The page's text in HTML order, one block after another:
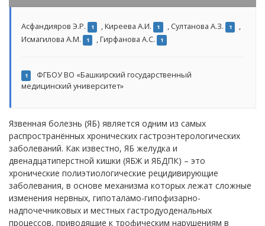
Асфандияров Э.Р. 1 ,Киреева А.И. 1 , Султанова А.З. 1
,
Исмагилова А.М.
1 ,Гирфанова А.С. 1
1
ФГБОУ ВО «Башкирский государственный
медицинский университет»
Язвенная болезнь (ЯБ) является одним из самых
распространённых хронических гастроэнтерологических
заболеваний. Как известно, ЯБ желудка и
двенадцатиперстной кишки (ЯБЖ и ЯБДПК) – это
хронические полиэтиологические рецидивирующие
заболевания, в основе механизма которых лежат сложные
изменения нервных, гипоталамо-гипофизарно-
надпочечниковых и местных гастродуоденальных
процессов, приводящие к трофическим нарушениям в